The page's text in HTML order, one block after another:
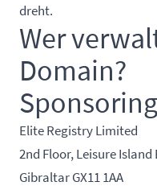
dreht.
Wer
Domain?
Elite Registry Limited
2nd Floor, Leisure
Gibraltar GX11 1AA